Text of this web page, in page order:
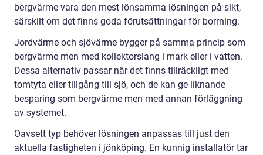
bergvärme vara den mest lönsamma lösningen på sikt,
särskilt om det finns goda förutsättningar för borrning.
Jordvärme och sjövärme bygger på samma princip som
bergvärme men med kollektorslang i mark eller i vatten.
Dessa alternativ passar när det finns tillräckligt med
tomtyta eller tillgång till sjö, och de kan ge liknande
besparing som bergvärme men med annan förläggning
av systemet.
Oavsett typ behöver lösningen anpassas till just den
aktuella fastigheten i jönköping. En kunnig installatör tar